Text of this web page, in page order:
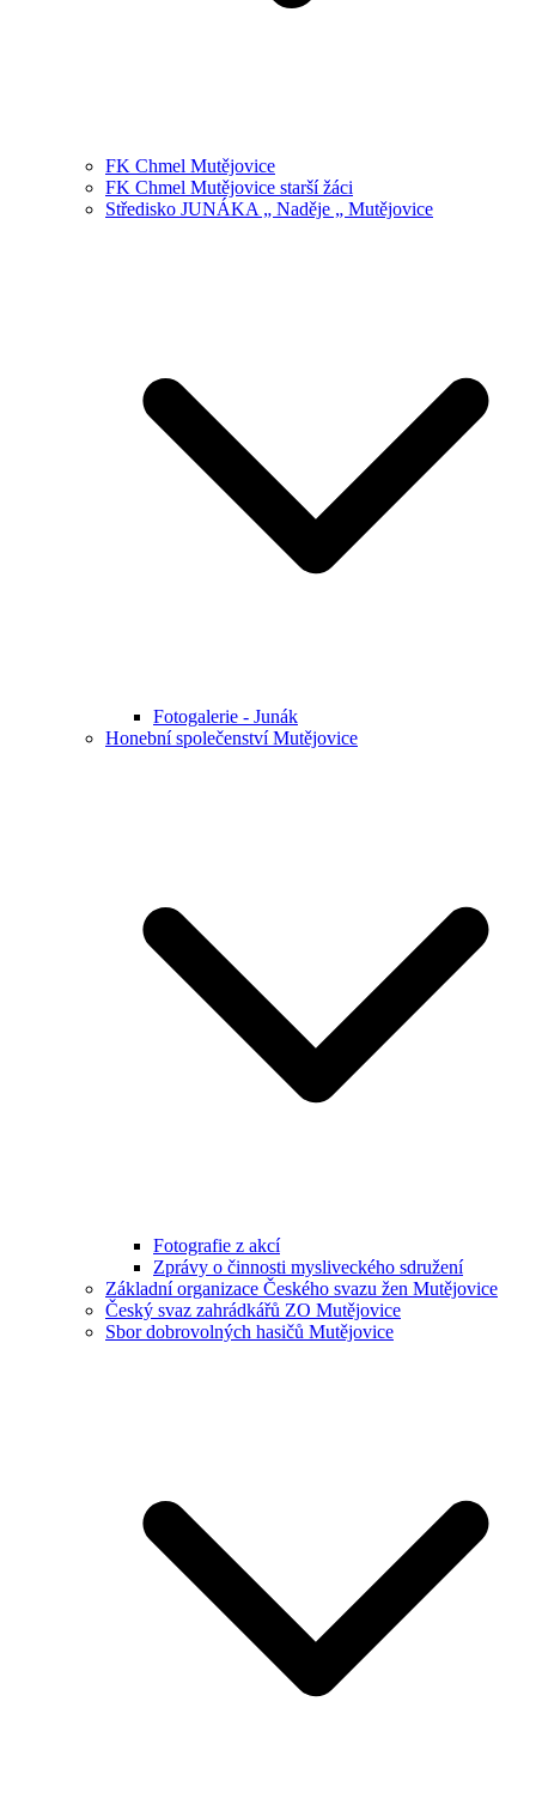
FK Chmel Mutějovice
FK Chmel Mutějovice starší žáci
Středisko JUNÁKA „ Naděje „ Mutějovice
Fotogalerie - Junák
Honební společenství Mutějovice
Fotografie z akcí
Zprávy o činnosti mysliveckého sdružení
Základní organizace Českého svazu žen Mutějovice
Český svaz zahrádkářů ZO Mutějovice
Sbor dobrovolných hasičů Mutějovice